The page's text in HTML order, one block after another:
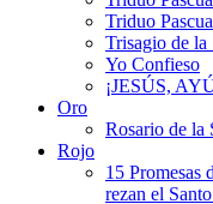
Triduo
Trisagio de la
Yo Confieso
¡JESÚS,
Oro
Rosario de la
Rojo
15 Promesas
rezan el